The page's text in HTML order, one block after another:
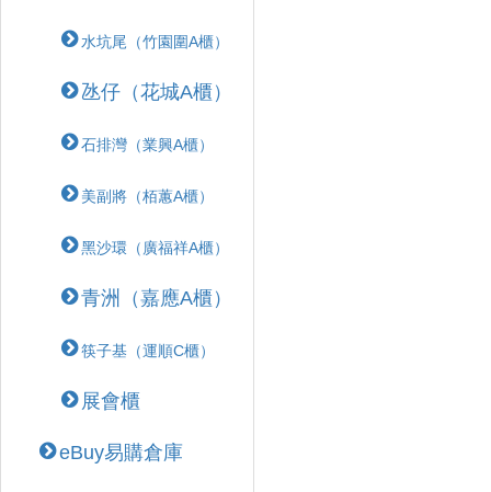
水坑尾（竹園圍A櫃）
氹仔（花城A櫃）
石排灣（業興A櫃）
美副將（栢蕙A櫃）
黑沙環（廣福祥A櫃）
青洲（嘉應A櫃）
筷子基（運順C櫃）
展會櫃
eBuy易購倉庫